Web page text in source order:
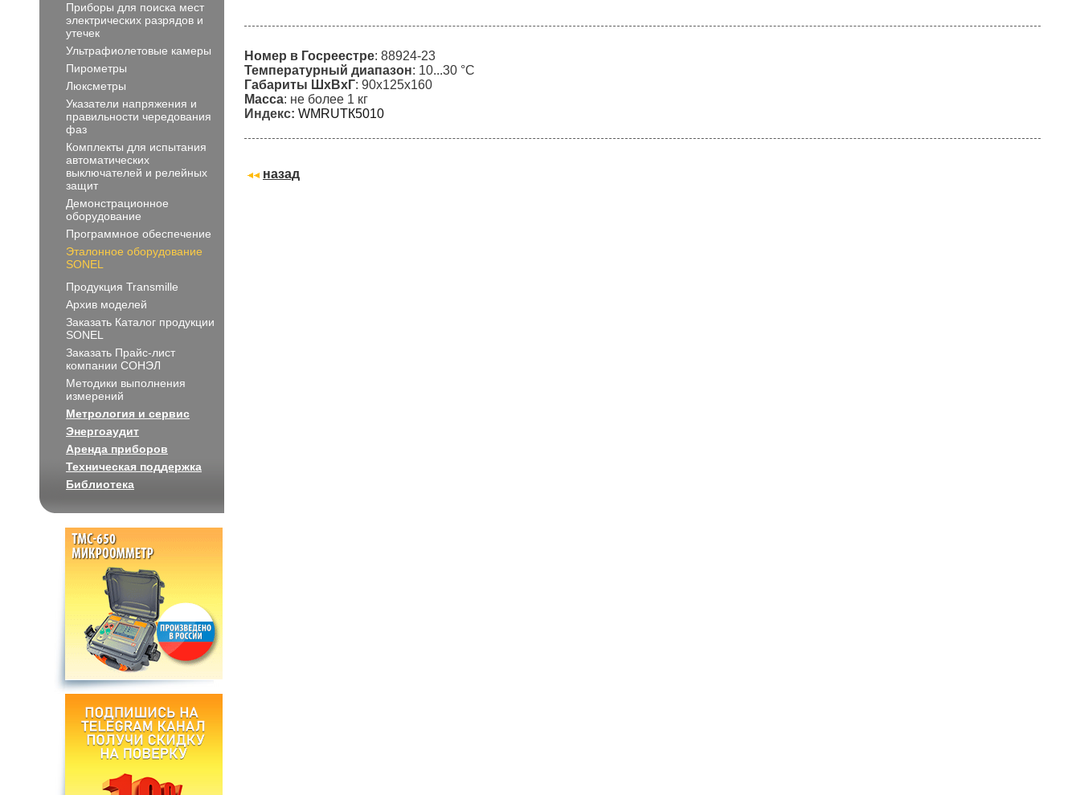
Приборы для поиска мест
электрических разрядов и
утечек
Ультрафиолетовые камеры
Пирометры
Люксметры
Указатели напряжения и
правильности чередования
фаз
Комплекты для испытания
автоматических
выключателей и релейных
защит
Демонстрационное
оборудование
Программное обеспечение
Эталонное оборудование
SONEL
Продукция Transmille
Архив моделей
Заказать Каталог продукции
SONEL
Заказать Прайс-лист
компании СОНЭЛ
Методики выполнения
измерений
Метрология и сервис
Энергоаудит
Аренда приборов
Техническая поддержка
Библиотека
Номер в Госреестре: 88924-23
Температурный диапазон: 10...30 °C
Габариты ШxВxГ: 90х125х160
Масса: не более 1 кг
Индекс: WMRUТК5010
назад